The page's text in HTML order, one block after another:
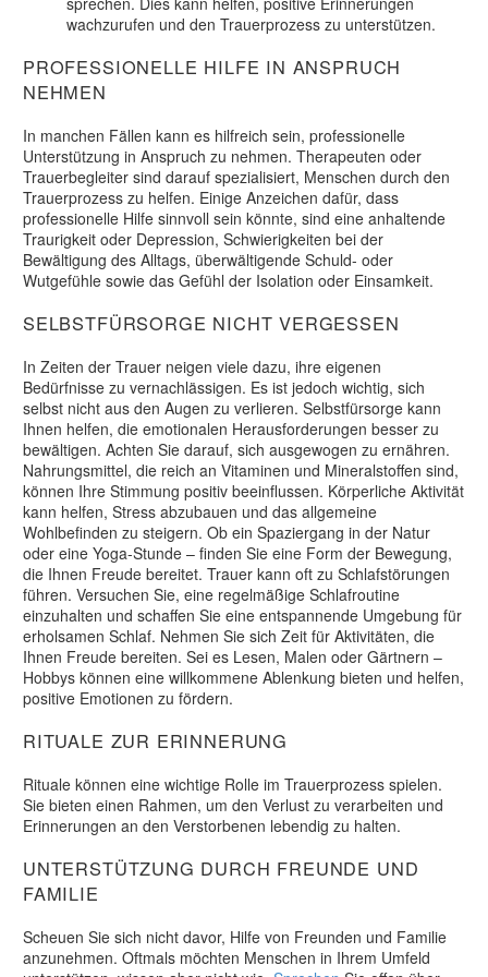
wachzurufen und den Trauerprozess zu unterstützen.
PROFESSIONELLE HILFE IN ANSPRUCH
NEHMEN
In manchen Fällen kann es hilfreich sein, professionelle
Unterstützung in Anspruch zu nehmen. Therapeuten oder
Trauerbegleiter sind darauf spezialisiert, Menschen durch den
Trauerprozess zu helfen. Einige Anzeichen dafür, dass
professionelle Hilfe sinnvoll sein könnte, sind eine anhaltende
Traurigkeit oder Depression, Schwierigkeiten bei der
Bewältigung des Alltags, überwältigende Schuld- oder
Wutgefühle sowie das Gefühl der Isolation oder Einsamkeit.
SELBSTFÜRSORGE NICHT VERGESSEN
In Zeiten der Trauer neigen viele dazu, ihre eigenen
Bedürfnisse zu vernachlässigen. Es ist jedoch wichtig, sich
selbst nicht aus den Augen zu verlieren. Selbstfürsorge kann
Ihnen helfen, die emotionalen Herausforderungen besser zu
bewältigen. Achten Sie darauf, sich ausgewogen zu ernähren.
Nahrungsmittel, die reich an Vitaminen und Mineralstoffen sind,
können Ihre Stimmung positiv beeinflussen. Körperliche Aktivität
kann helfen, Stress abzubauen und das allgemeine
Wohlbefinden zu steigern. Ob ein Spaziergang in der Natur
oder eine Yoga-Stunde – finden Sie eine Form der Bewegung,
die Ihnen Freude bereitet. Trauer kann oft zu Schlafstörungen
führen. Versuchen Sie, eine regelmäßige Schlafroutine
einzuhalten und schaffen Sie eine entspannende Umgebung für
erholsamen Schlaf. Nehmen Sie sich Zeit für Aktivitäten, die
Ihnen Freude bereiten. Sei es Lesen, Malen oder Gärtnern –
Hobbys können eine willkommene Ablenkung bieten und helfen,
positive Emotionen zu fördern.
RITUALE ZUR ERINNERUNG
Rituale können eine wichtige Rolle im Trauerprozess spielen.
Sie bieten einen Rahmen, um den Verlust zu verarbeiten und
Erinnerungen an den Verstorbenen lebendig zu halten.
UNTERSTÜTZUNG DURCH FREUNDE UND
FAMILIE
Scheuen Sie sich nicht davor, Hilfe von Freunden und Familie
anzunehmen. Oftmals möchten Menschen in Ihrem Umfeld